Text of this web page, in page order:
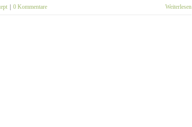
0 Kommentare Weiterlesen